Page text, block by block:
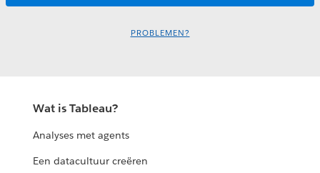
PROBLEMEN?
Wat is Tableau?
Analyses met agents
Een datacultuur creëren